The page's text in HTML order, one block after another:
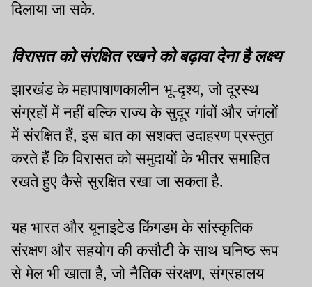
दिलाया जा सके.
विरासत को संरक्षित रखने को बढ़ावा देना है लक्ष्य
झारखंड के महापाषाणकालीन भू-दृश्य, जो दूरस्थ
संग्रहों में नहीं बल्कि राज्य के सुदूर गांवों और जंगलों
में संरक्षित हैं, इस बात का सशक्त उदाहरण प्रस्तुत
करते हैं कि विरासत को समुदायों के भीतर समाहित
रखते हुए कैसे सुरक्षित रखा जा सकता है.
यह भारत और यूनाइटेड किंगडम के सांस्कृतिक
संरक्षण और सहयोग की कसौटी के साथ घनिष्ठ रूप
से मेल भी खाता है, जो नैतिक संरक्षण, संग्रहालय